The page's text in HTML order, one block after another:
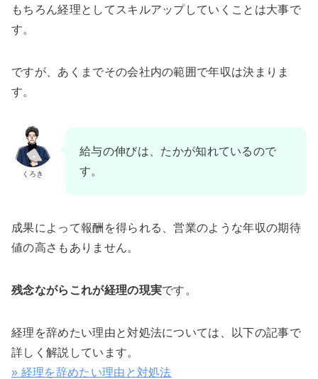
もちろん経理としてスキルアップしていくことは大事で
す。
ですが、あくまでその会社内の範囲で年収は決まりま
す。
くろき
給与の伸びは、たかが知れているので
す。
成果によって報酬を得られる、営業のような年収の期待
値の高さもありません。
残念ながらこれが経理の現実です。
経理を辞めたい理由と対処法については、以下の記事で
詳しく解説しています。
» 経理を辞めたい理由と対処法